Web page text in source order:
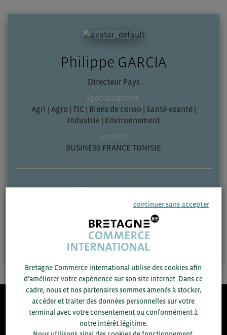
Philippe GARCIA
Directeur Pays
Spécialisations :
Agri | Agro | TIC | Biens de conso | Santé-esanté |
Industrie | Environnement
Société :
BUSINESS FRANCE TUNISIE
Zone géographique :
Contactez-moi
8.300
continuer sans accepter
Bretagne Commerce international utilise des cookies afin
d’améliorer votre expérience sur son site internet. Dans ce
cadre, nous et nos partenaires sommes amenés à stocker,
accéder et traiter des données personnelles sur votre
terminal avec votre consentement ou conformément à
notre intérêt légitime.